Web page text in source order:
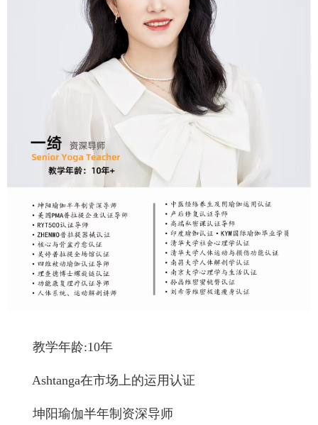
教学年龄:10年
Ashtanga在市场上的运用认证
坤阳瑜伽半年制资深导师